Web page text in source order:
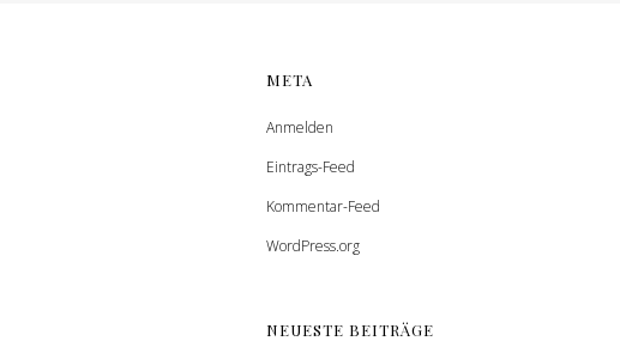
META
Anmelden
Eintrags-Feed
Kommentar-Feed
WordPress.org
NEUESTE BEITRÄGE